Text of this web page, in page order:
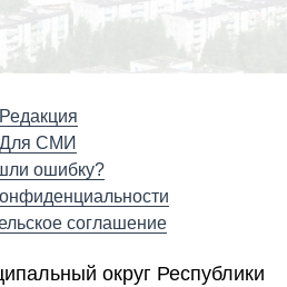
Редакция
Для СМИ
ошибку?
соглашение
округ Республики